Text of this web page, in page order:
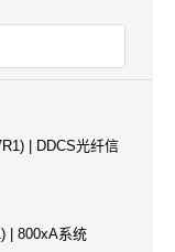
| DDCS光纤信
| 800xA系统